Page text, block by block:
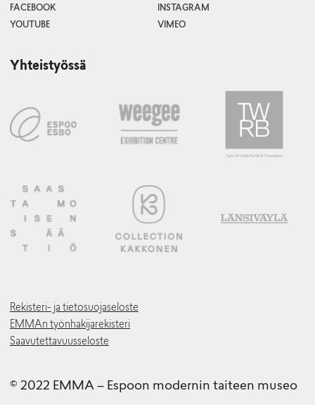
FACEBOOK
INSTAGRAM
YOUTUBE
VIMEO
Yhteistyössä
Rekisteri- ja tietosuojaseloste
EMMAn työnhakijarekisteri
Saavutettavuusseloste
© 2022 EMMA – Espoon modernin taiteen museo